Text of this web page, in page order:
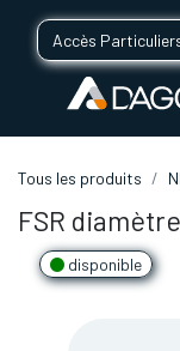
Accès
Tous les produits
FSR
disponible